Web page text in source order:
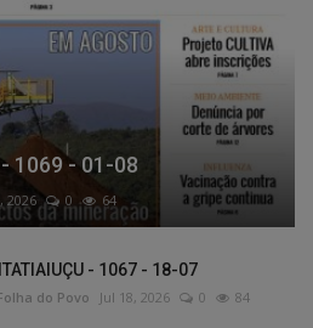
1069 - 01-08
2026 0 64
- 1067 - 18-07
do Povo Jul 18, 2026 0 84